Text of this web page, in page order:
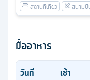
มื้ออาหาร
วันที่ เช้า